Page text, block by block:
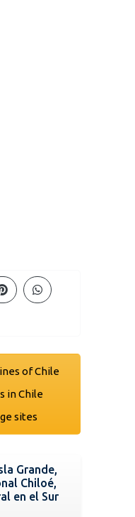
of Chile
in Chile
sites
Grande,
Chiloé,
en el Sur